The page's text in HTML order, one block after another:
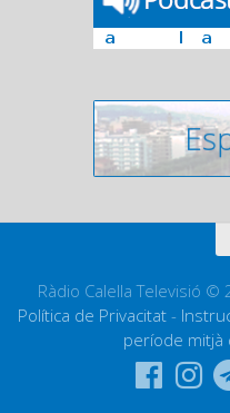
Ràdio Calella Televisió
Política de Privacitat -
període mitjà